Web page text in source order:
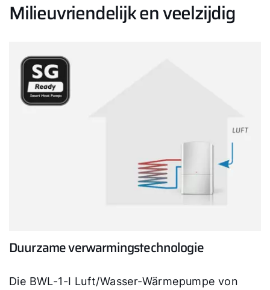
Milieuvriendelijk en veelzijdig
Duurzame verwarmingstechnologie
Die BWL-1-I Luft/Wasser-Wärmepumpe von